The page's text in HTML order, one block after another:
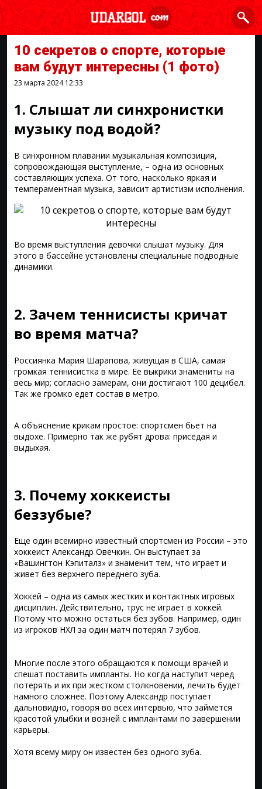
10 секретов о спорте, которые
вам будут интересны (1 фото)
23 марта 202412:33
1. Слышат ли синхронистки
музыку под водой?
В синхронном плавании музыкальная композиция,
сопровождающая выступление, – одна из основных
составляющих успеха. От того, насколько яркая и
темпераментная музыка, зависит артистизм исполнения.
Во время выступления девочки слышат музыку. Для
этого в бассейне установлены специальные подводные
динамики.
2. Зачем теннисисты кричат
во время матча?
Россиянка Мария Шарапова, живущая в США, самая
громкая теннисистка в мире. Ее выкрики знамениты на
весь мир; согласно замерам, они достигают 100 децибел.
Так же громко едет состав в метро.
А объяснение крикам простое: спортсмен бьет на
выдохе. Примерно так же рубят дрова: приседая и
выдыхая.
3. Почему хоккеисты
беззубые?
Еще один всемирно известный спортсмен из России – это
хоккеист Александр Овечкин. Он выступает за
«Вашингтон Кэпиталз» и знаменит тем, что играет и
живет без верхнего переднего зуба.
Хоккей – одна из самых жестких и контактных игровых
дисциплин. Действительно, трус не играет в хоккей.
Потому что можно остаться без зубов. Например, один
из игроков НХЛ за один матч потерял 7 зубов.
Многие после этого обращаются к помощи врачей и
спешат поставить импланты. Но когда наступит черед
потерять и их при жестком столкновении, лечить будет
намного сложнее. Поэтому Александр поступает
дальновидно, говоря во всех интервью, что займется
красотой улыбки и возней с имплантами по завершении
карьеры.
Хотя всему миру он известен без одного зуба.